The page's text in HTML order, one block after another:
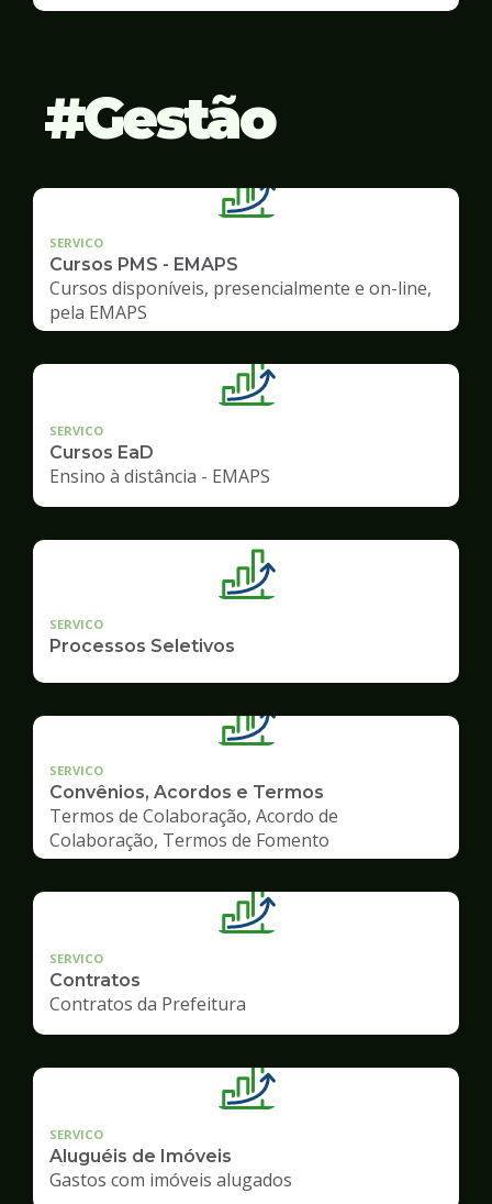
Gestão
SERVICO
Cursos PMS - EMAPS
Cursos disponíveis, presencialmente e on-line,
pela EMAPS
SERVICO
Cursos EaD
Ensino à distância - EMAPS
SERVICO
Processos Seletivos
SERVICO
Convênios, Acordos e Termos
Termos de Colaboração, Acordo de
Colaboração, Termos de Fomento
SERVICO
Contratos
Contratos da Prefeitura
SERVICO
Aluguéis de Imóveis
Gastos com imóveis alugados